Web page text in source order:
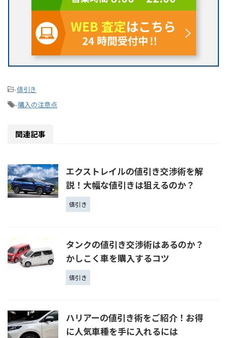
-値引き
-購入の注意点
関連記事
エクストレイルの値引き交渉術を解
説！大幅な値引きは狙えるのか？
値引き
タンクの値引き交渉術はあるのか？
かしこく車を購入するコツ
値引き
ハリアーの値引き術をご紹介！お得
に人気車種を手に入れるには